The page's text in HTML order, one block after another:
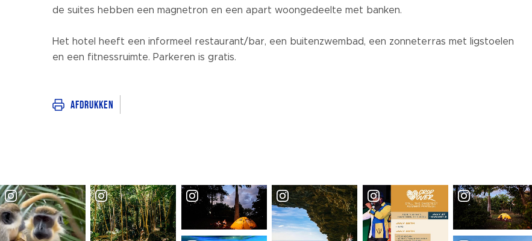
de suites hebben een magnetron en een apart woongedeelte met banken.
Het hotel heeft een informeel restaurant/bar, een buitenzwembad, een zonneterras met ligstoelen
en een fitnessruimte. Parkeren is gratis.
Afdrukken